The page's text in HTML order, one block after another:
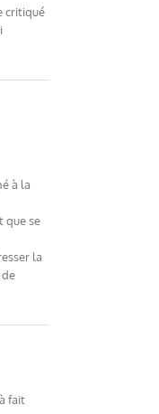
critiqué
à la
que se
la
fait